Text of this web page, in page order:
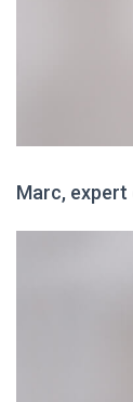
Marc, expert